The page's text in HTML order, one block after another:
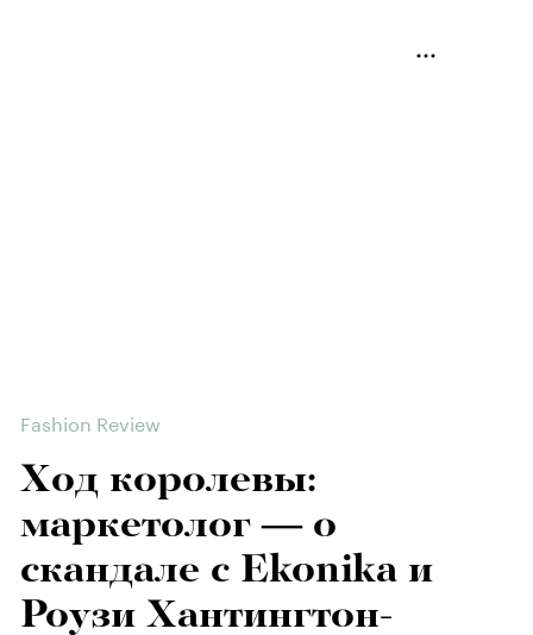
Fashion Review
Ход королевы:
маркетолог — о
скандале с Ekonika и
Роузи Хантингтон-